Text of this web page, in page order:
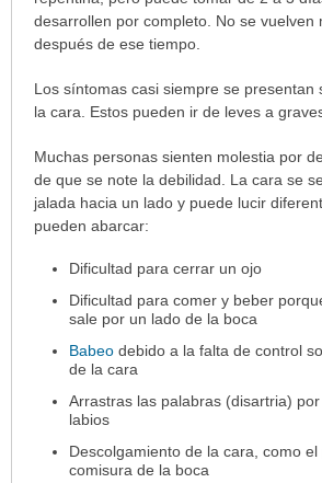
desarrollen por completo. No se vuelven
después de ese tiempo.
Los síntomas casi siempre se presentan
la cara. Estos pueden ir de leves a
Muchas personas sienten molestia por
de que se note la debilidad. La cara se
jalada hacia un lado y puede lucir
pueden abarcar:
Dificultad para cerrar un ojo
Dificultad para comer y beber
sale por un lado de la boca
Babeo debido a la falta de control
de la cara
Arrastras las palabras (disartria)
labios
Descolgamiento de la cara, como
comisura de la boca